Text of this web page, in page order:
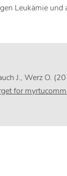
Leukämie und
J., Werz O.
for